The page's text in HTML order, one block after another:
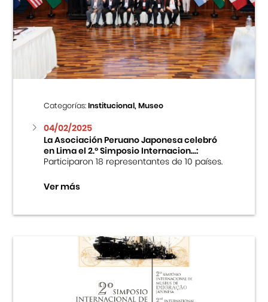
Categorías:Institucional, Museo
04/02/2025
La Asociación Peruano Japonesa celebró
en Lima el 2.º Simposio Internacion...:
Participaron 18 representantes de 10 países.
Ver más